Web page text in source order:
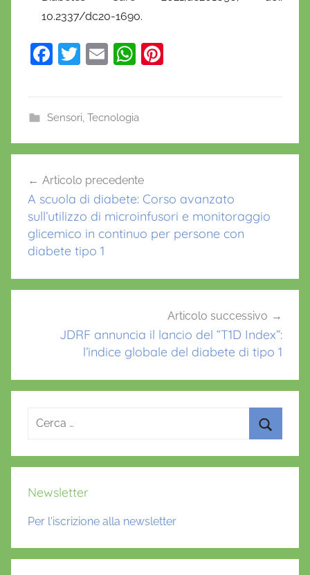
10.2337/dc20-1690.
F
e
b
o
k
T
er
E
l
W
s
A
p
st
Sensori, Tecnologia
articoli
Articolo precedente
A scuola di diabete: Corso avanzato
sull’utilizzo di microinfusori e monitoraggio
glicemico in continuo per persone con
diabete tipo 1
Articolo successivo
JDRF annuncia il lancio del “T1D Index”:
l’indice globale del diabete di tipo 1
Ricerca
Newsletter
Per l'iscrizione alla newsletter